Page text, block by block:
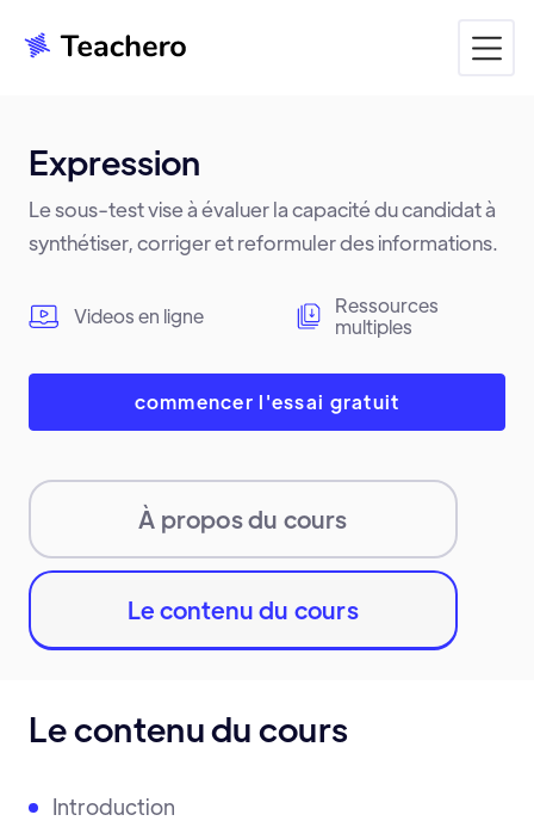
Expression
Le sous-test vise à évaluer la capacité du candidat à
synthétiser, corriger et reformuler des informations.
Videos en ligne
Ressources
multiples
commencer l'essai gratuit
À propos du cours
Le contenu du cours
Le contenu du cours
Introduction